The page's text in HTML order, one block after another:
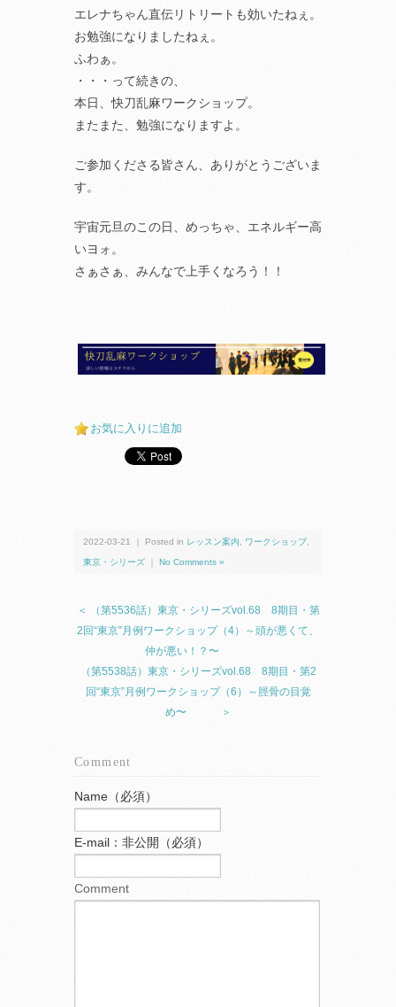
エレナちゃん直伝リトリートも効いたねぇ。
お勉強になりましたねぇ。
ふわぁ。
・・・って続きの、
本日、快刀乱麻ワークショップ。
またまた、勉強になりますよ。
ご参加くださる皆さん、ありがとうございま
す。
宇宙元旦のこの日、めっちゃ、エネルギー高
いヨォ。
さぁさぁ、みんなで上手くなろう！！
お気に入りに追加
2022-03-21 ｜ Posted in レッスン案内 ワークショップ,
東京・シリーズ No Comments »
＜ （第5536話）東京・シリーズvol.68 8期目・第
2回“東京”月例ワークショップ（4）～頭が悪くて、
仲が悪い！？〜
（第5538話）東京・シリーズvol.68 8期目・第2
回“東京”月例ワークショップ（6）～脛骨の目覚
め〜 ＞
Comment
Name（必須）
E-mail：非公開（必須）
Comment